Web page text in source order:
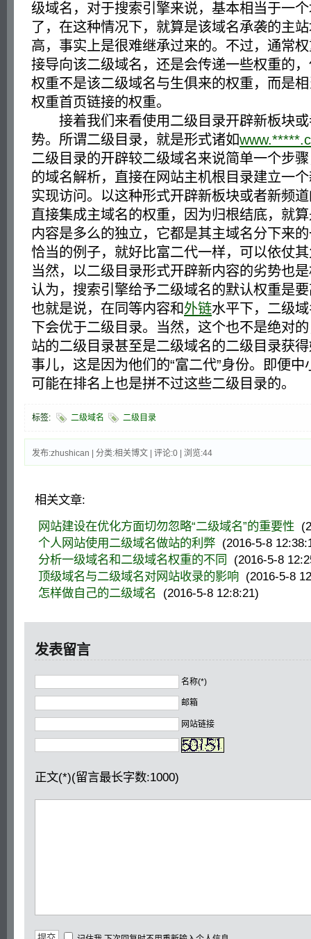
级域名，对于搜索引擎来说，基本相当于一
了，在这种情况下，就算是该域名承袭的主
高，事实上是很难继承过来的。不过，通常
接导向该二级域名，还是会传递一些权重的
权重不是该二级域名与生俱来的权重，而是
权重首页链接的权重。
接着我们来看使用二级目录开辟新板块或
势。所谓二级目录，就是形式诸如
二级目录的开辟较二级域名来说简单一个步
的域名解析，直接在网站主机根目录建立一
实现访问。以这种形式开辟新板块或者新频
直接集成主域名的权重，因为归根结底，就
内容是多么的独立，它都是其主域名分下来
恰当的例子，就好比富二代一样，可以依仗
当然，以二级目录形式开辟新内容的劣势也
认为，搜索引擎给予二级域名的默认权重是
也就是说，在同等内容和外链水平下，二级
下会优于二级目录。当然，这个也不是绝对
站的二级目录甚至是二级域名的二级目录获
事儿，这是因为他们的“富二代”身份。即便中
可能在排名上也是拼不过这些二级目录的。
标签: 二级域名 二级目录
发布:zhushican | 分类:相关博文 | 评论:0 | 浏览:44
相关文章:
网站建设在优化方面切勿忽略“二级域名”的重要性
个人网站使用二级域名做站的利弊 (2016-5-8
分析一级域名和二级域名权重的不同 (2016-5-8
顶级域名与二级域名对网站收录的影响 (2016-5-8
怎样做自己的二级域名 (2016-5-8 12:8:21)
发表留言
名称(*)
邮箱
网站链接
正文(*)(留言最长字数:1000)